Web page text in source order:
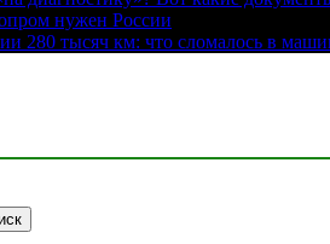
нужен России
280 тысяч км: что сломалось в